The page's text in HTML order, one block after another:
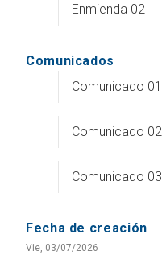
Enmienda 02
Comunicados
Comunicado 01
Comunicado 02
Comunicado 03
Fecha de creación
Vie, 03/07/2026